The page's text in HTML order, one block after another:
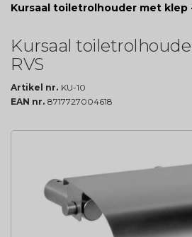
Kursaal toiletrolhouder met klep
Kursaal
RVS
Artikel nr. KU-10
EAN nr. 8717727004618